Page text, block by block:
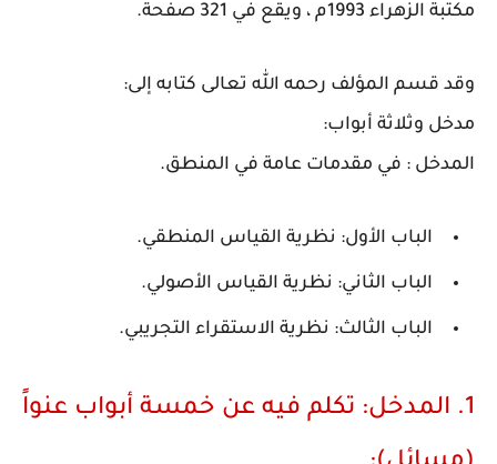
مكتبة الزهراء 1993م ، ويقع في 321 صفحة.
وقد قسم المؤلف رحمه الله تعالى كتابه إلى:
مدخل وثلاثة أبواب:
المدخل : في مقدمات عامة في المنطق.
الباب الأول: نظرية القياس المنطقي.
الباب الثاني: نظرية القياس الأصولي.
الباب الثالث: نظرية الاستقراء التجريبي.
1. المدخل: تكلم فيه عن خمسة أبواب عنواً